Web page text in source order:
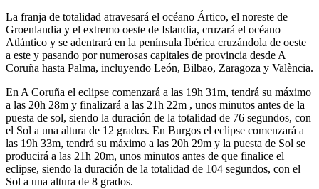
La franja de totalidad atravesará el océano Ártico, el noreste de
Groenlandia y el extremo oeste de Islandia, cruzará el océano
Atlántico y se adentrará en la península Ibérica cruzándola de oeste
a este y pasando por numerosas capitales de provincia desde A
Coruña hasta Palma, incluyendo León, Bilbao, Zaragoza y València.
En A Coruña el eclipse comenzará a las 19h 31m, tendrá su máximo
a las 20h 28m y finalizará a las 21h 22m , unos minutos antes de la
puesta de sol, siendo la duración de la totalidad de 76 segundos, con
el Sol a una altura de 12 grados. En Burgos el eclipse comenzará a
las 19h 33m, tendrá su máximo a las 20h 29m y la puesta de Sol se
producirá a las 21h 20m, unos minutos antes de que finalice el
eclipse, siendo la duración de la totalidad de 104 segundos, con el
Sol a una altura de 8 grados.